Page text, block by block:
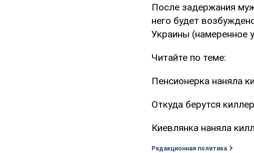
После задержания
него будет
Украины (намеренное
Читайте по теме:
Пенсионерка наняла
Откуда берутся
Киевлянка наняла
Редакционная политика